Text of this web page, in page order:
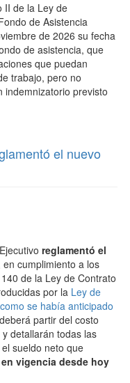
II de la Ley de
de Asistencia
de 2026 su fecha
de asistencia, que
que puedan
trabajo, pero no
indemnizatorio previsto
el nuevo
reglamentó el
en cumplimiento a los
de la Ley de Contrato
por la Ley de
se había anticipado
partir del costo
detallarán todas las
sueldo neto que
vigencia desde hoy